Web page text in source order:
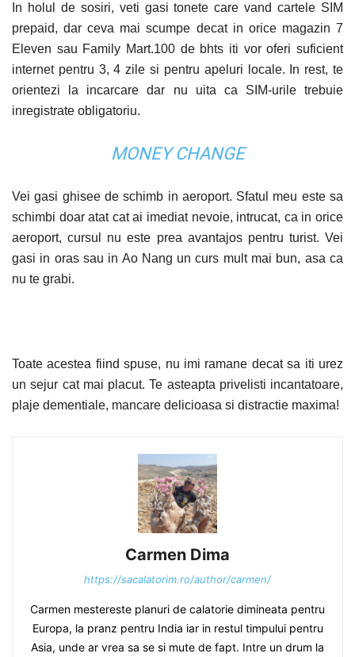
In holul de sosiri, veti gasi tonete care vand cartele SIM
prepaid, dar ceva mai scumpe decat in orice magazin 7
Eleven sau Family Mart.100 de bhts iti vor oferi suficient
internet pentru 3, 4 zile si pentru apeluri locale. In rest, te
orientezi la incarcare dar nu uita ca SIM-uriletrebuie
inregistrate obligatoriu.
MONEY CHANGE
Vei gasi ghisee de schimb in aeroport. Sfatul meu este sa
schimbi doar atat cat ai imediat nevoie, intrucat, ca in orice
aeroport, cursul nu este prea avantajos pentru turist. Vei
gasi in oras sau in Ao Nang un curs mult mai bun, asa ca
nu te grabi.
Toate acestea fiind spuse, nu imi ramane decat sa iti urez
un sejur cat mai placut. Te asteapta privelisti incantatoare,
plaje dementiale, mancare delicioasa si distractie maxima!
Carmen Dima
https://sacalatorim.ro/author/carmen/
Carmen mestereste planuri de calatorie dimineata pentru
Europa, la pranz pentru India iar in restul timpului pentru
Asia, unde ar vrea sa se si mute de fapt. Intre un drum la